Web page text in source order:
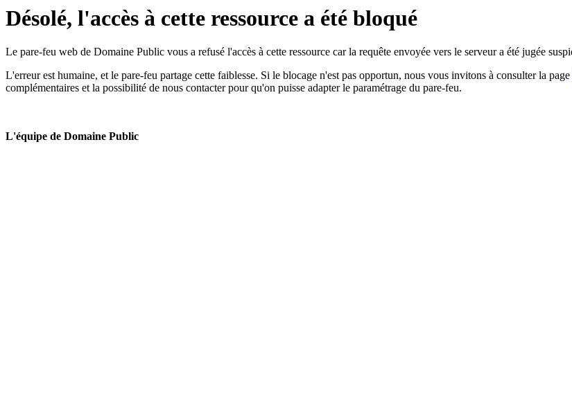
Désolé, l'accès à cette ressource a été bloqué
Le pare-feu web de Domaine Public vous a refusé l'accès à cette ressource car la requête envoyée vers le serveur a été jugée
L'erreur est humaine, et le pare-feu partage cette faiblesse. Si le blocage n'est pas opportun, nous vous invitons à consulter la page
complémentaires et la possibilité de nous contacter pour qu'on puisse adapter le paramétrage du pare-feu.
L'équipe de Domaine Public